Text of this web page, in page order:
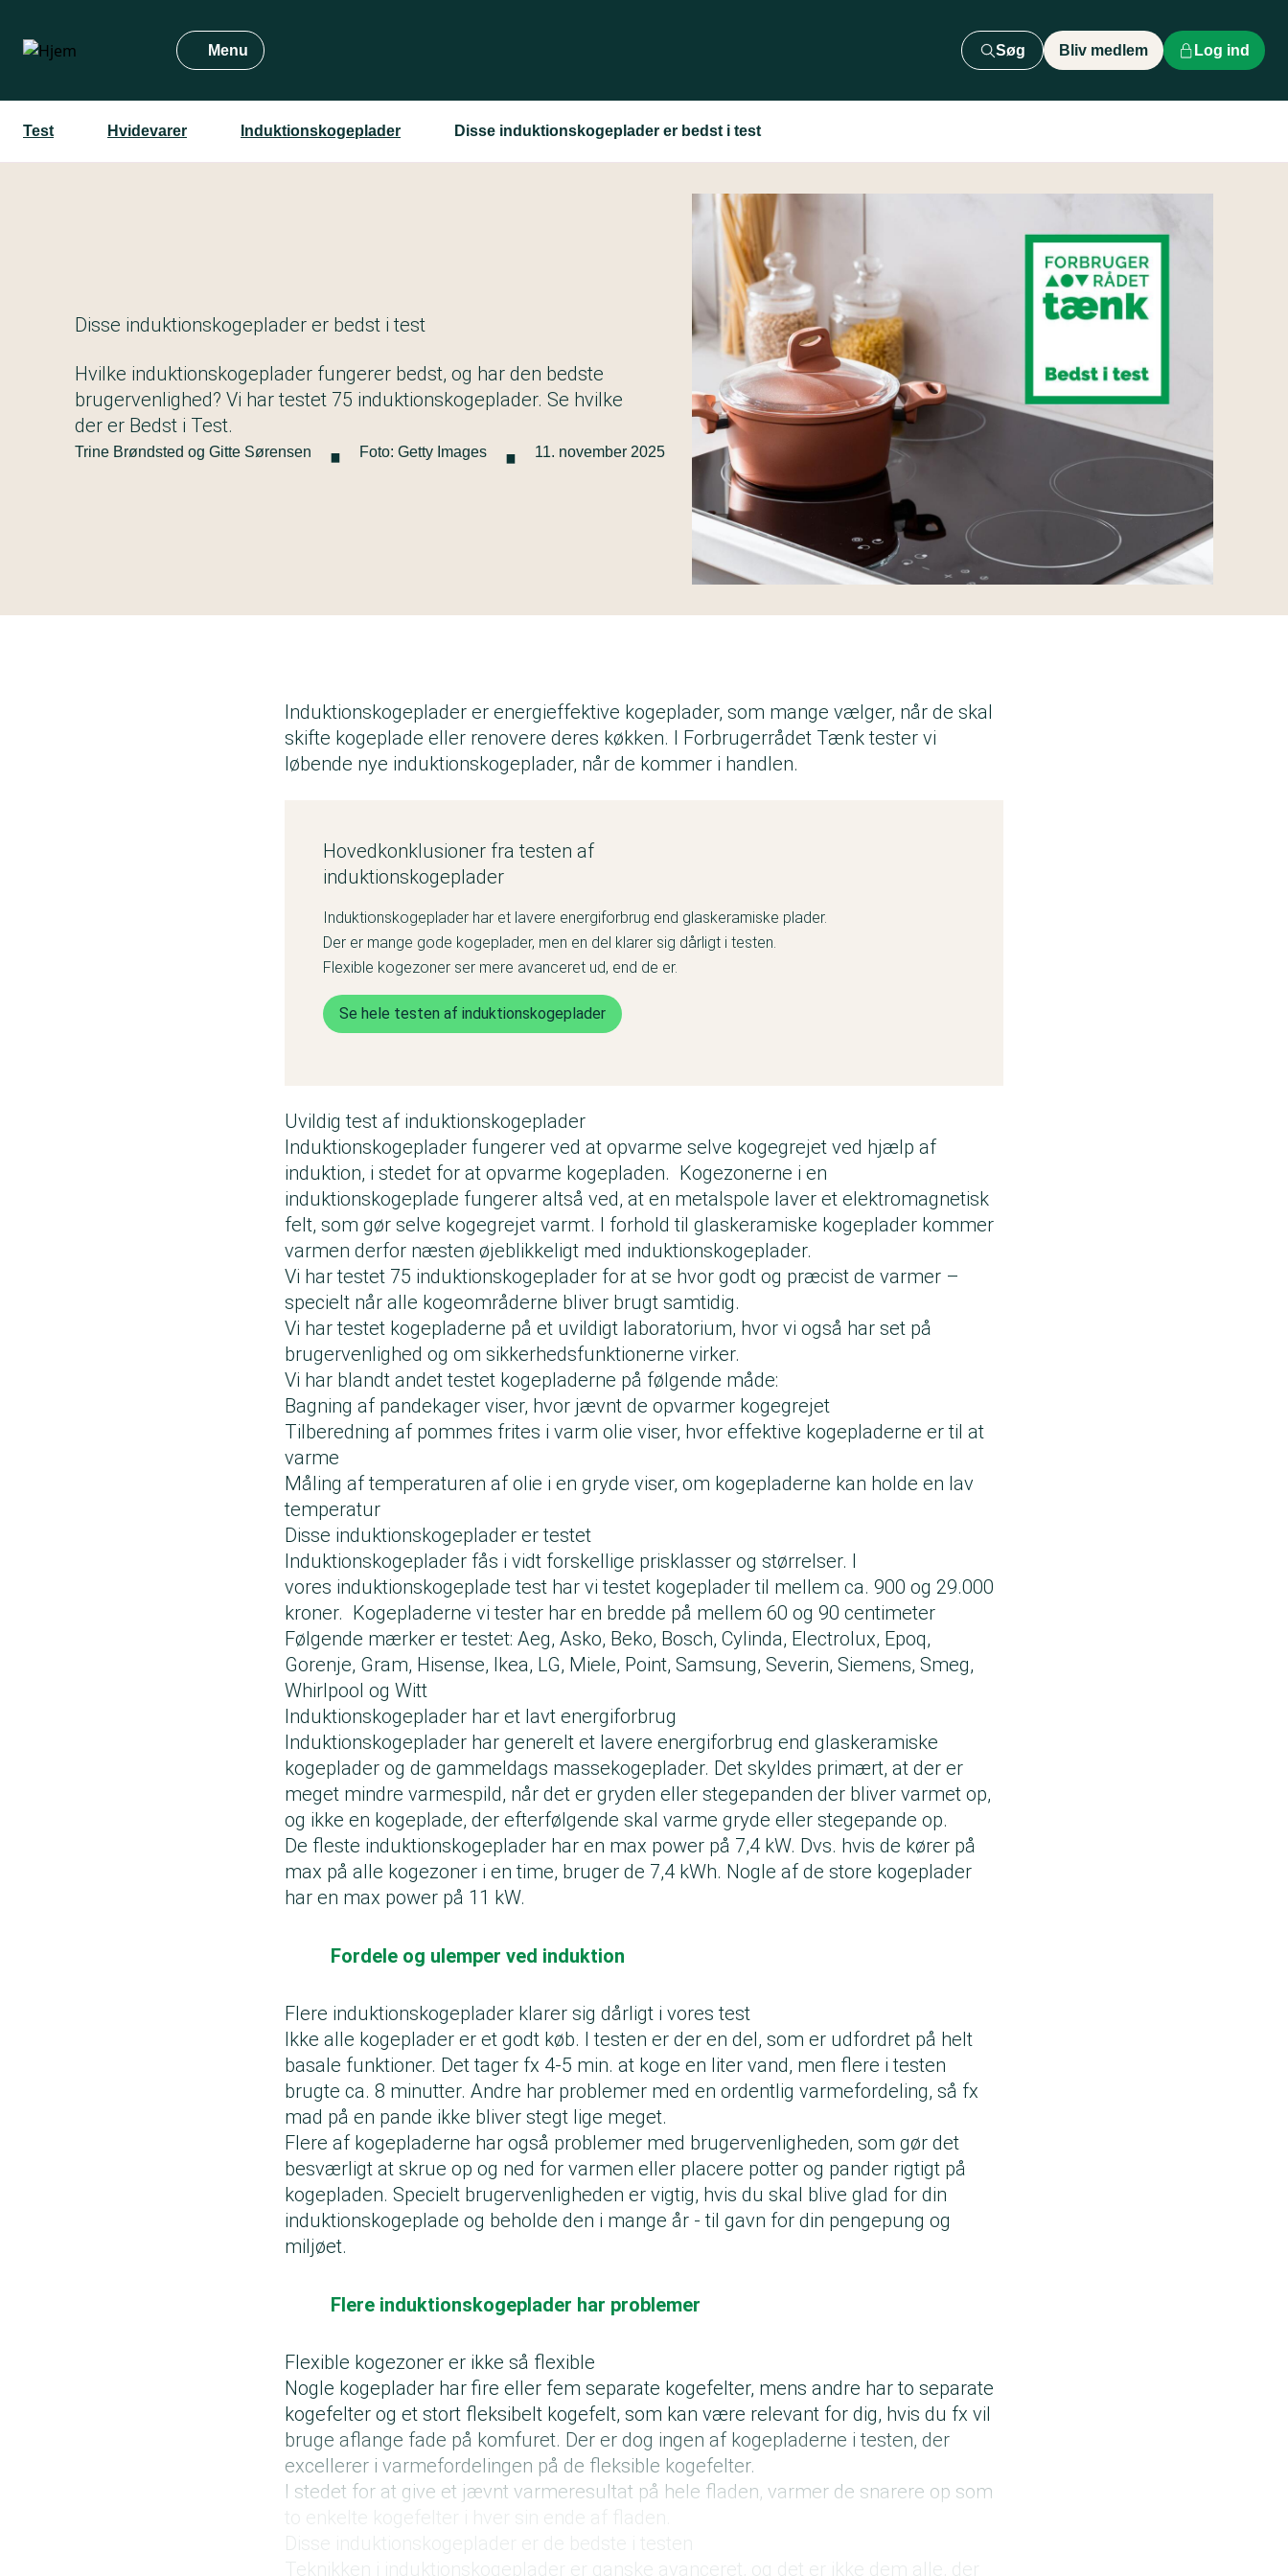
hovedindhold
Menu Søg Bliv medlem Log ind
Test Hvidevarer Induktions­kogeplader Disse induktionskogeplader er bedst i test
Disse induktionskogeplader er bedst i test
Hvilke induktionskogeplader fungerer bedst, og har den bedste
brugervenlighed? Vi har testet 75 induktionskogeplader. Se hvilke
der er Bedst i Test.
Trine Brøndsted og Gitte Sørensen · Foto: Getty Images · 11. november 2025
Induktionskogeplader er energieffektive kogeplader, som mange vælger, når de skal
skifte kogeplade eller renovere deres køkken. I Forbrugerrådet Tænk tester vi
løbende nye induktionskogeplader, når de kommer i handlen.
Hovedkonklusioner fra testen af
induktionskogeplader
Induktionskogeplader har et lavere energiforbrug end glaskeramiske plader.
Der er mange gode kogeplader, men en del klarer sig dårligt i testen.
Flexible kogezoner ser mere avanceret ud, end de er.
Se hele testen af induktionskogeplader
Uvildig test af induktionskogeplader
Induktionskogeplader fungerer ved at opvarme selve kogegrejet ved hjælp af
induktion, i stedet for at opvarme kogepladen. Kogezonerne i en
induktionskogeplade fungerer altså ved, at en metalspole laver et elektromagnetisk
felt, som gør selve kogegrejet varmt. I forhold til glaskeramiske kogeplader kommer
varmen derfor næsten øjeblikkeligt med induktionskogeplader.
Vi har testet 75 induktionskogeplader for at se hvor godt og præcist de varmer –
specielt når alle kogeområderne bliver brugt samtidig.
Vi har testet kogepladerne på et uvildigt laboratorium, hvor vi også har set på
brugervenlighed og om sikkerhedsfunktionerne virker.
Vi har blandt andet testet kogepladerne på følgende måde:
Bagning af pandekager viser, hvor jævnt de opvarmer kogegrejet
Tilberedning af pommes frites i varm olie viser, hvor effektive kogepladerne er til at
varme
Måling af temperaturen af olie i en gryde viser, om kogepladerne kan holde en lav
temperatur
Disse induktionskogeplader er testet
Induktionskogeplader fås i vidt forskellige prisklasser og størrelser. I
vores induktionskogeplade test har vi testet kogeplader til mellem ca. 900 og 29.000
kroner. Kogepladerne vi tester har en bredde på mellem 60 og 90 centimeter
Følgende mærker er testet: Aeg, Asko, Beko, Bosch, Cylinda, Electrolux, Epoq,
Gorenje, Gram, Hisense, Ikea, LG, Miele, Point, Samsung, Severin, Siemens, Smeg,
Whirlpool og Witt
Induktionskogeplader har et lavt energiforbrug
Induktionskogeplader har generelt et lavere energiforbrug end glaskeramiske
kogeplader og de gammeldags massekogeplader. Det skyldes primært, at der er
meget mindre varmespild, når det er gryden eller stegepanden der bliver varmet op,
og ikke en kogeplade, der efterfølgende skal varme gryde eller stegepande op.
De fleste induktionskogeplader har en max power på 7,4 kW. Dvs. hvis de kører på
max på alle kogezoner i en time, bruger de 7,4 kWh. Nogle af de store kogeplader
har en max power på 11 kW.
Fordele og ulemper ved induktion
Flere induktionskogeplader klarer sig dårligt i vores test
Ikke alle kogeplader er et godt køb. I testen er der en del, som er udfordret på helt
basale funktioner. Det tager fx 4-5 min. at koge en liter vand, men flere i testen
brugte ca. 8 minutter. Andre har problemer med en ordentlig varmefordeling, så fx
mad på en pande ikke bliver stegt lige meget.
Flere af kogepladerne har også problemer med brugervenligheden, som gør det
besværligt at skrue op og ned for varmen eller placere potter og pander rigtigt på
kogepladen. Specielt brugervenligheden er vigtig, hvis du skal blive glad for din
induktionskogeplade og beholde den i mange år - til gavn for din pengepung og
miljøet.
Flere induktionskogeplader har problemer
Flexible kogezoner er ikke så flexible
Nogle kogeplader har fire eller fem separate kogefelter, mens andre har to separate
kogefelter og et stort fleksibelt kogefelt, som kan være relevant for dig, hvis du fx vil
bruge aflange fade på komfuret. Der er dog ingen af kogepladerne i testen, der
excellerer i varmefordelingen på de fleksible kogefelter.
I stedet for at give et jævnt varmeresultat på hele fladen, varmer de snarere op som
Disse induktionskogeplader er de bedste i testen
Teknikken i induktionskogeplader er ganske avanceret, og det er ikke dem alle, der